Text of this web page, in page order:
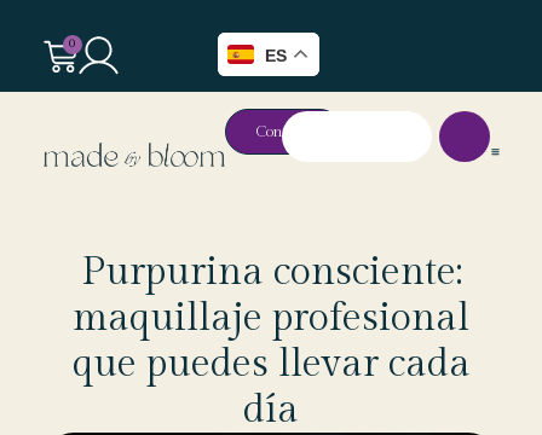
ES
0
Contacto
Purpurina consciente:
maquillaje profesional
que puedes llevar cada
día